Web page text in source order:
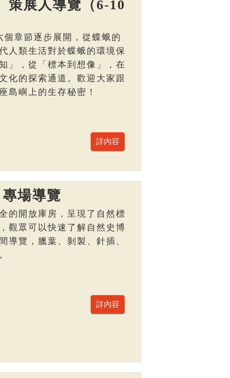
策展人導覽（6-10
章節逐步展開，從蝶蛾的
人類生活對於蝶蛾的環境保
」，從「標本到想像」，在
化的探索通道。歡迎大家跟
島嶼上的生存秘密！
場導覽
的開放庫房，呈現了自然標
觀眾可以快速了解自然史博
導覽，臘葉、剝製、針插、